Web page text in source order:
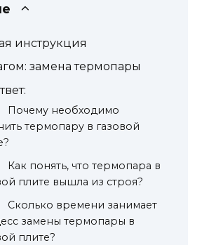
инструкция
замена термопары
Почему необходимо
термопару в газовой
Как понять, что термопара в
плите вышла из строя?
Сколько времени занимает
замены термопары в
плите?